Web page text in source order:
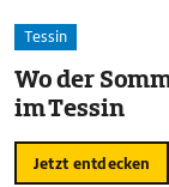
Tessin
Wo der
im Tessin
Jetzt entdecken